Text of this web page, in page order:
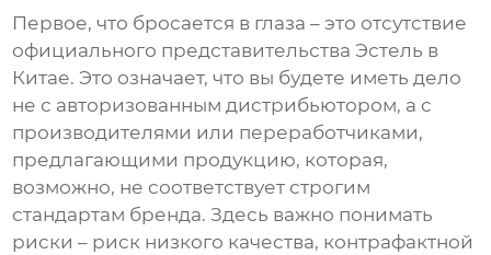
Первое, что бросается в глаза – это отсутствие
официального представительства Эстель в
Китае. Это означает, что вы будете иметь дело
не с авторизованным дистрибьютором, а с
производителями или переработчиками,
предлагающими продукцию, которая,
возможно, не соответствует строгим
стандартам бренда. Здесь важно понимать
риски – риск низкого качества, контрафактной